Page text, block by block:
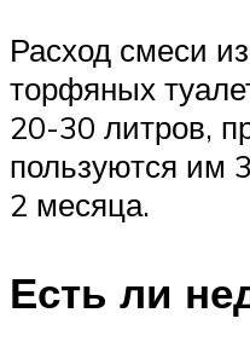
Расход смеси
торфяных
20-30 литров,
пользуются им
2 месяца.
Есть ли